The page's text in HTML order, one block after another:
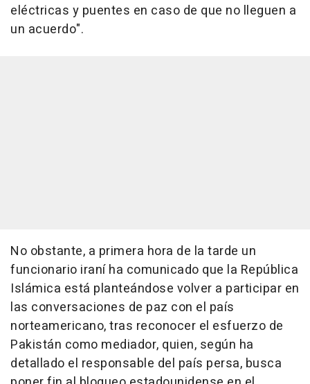
eléctricas y puentes en caso de que no lleguen a
un acuerdo".
No obstante, a primera hora de la tarde un
funcionario iraní ha comunicado que la República
Islámica está planteándose volver a participar en
las conversaciones de paz con el país
norteamericano, tras reconocer el esfuerzo de
Pakistán como mediador, quien, según ha
detallado el responsable del país persa, busca